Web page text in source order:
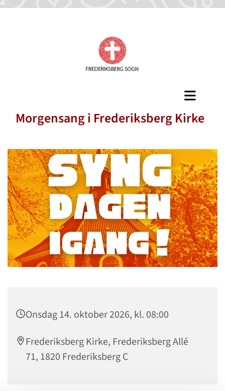
Morgensang i Frederiksberg Kirke
Onsdag 14. oktober 2026, kl. 08:00
Frederiksberg Kirke, Frederiksberg Allé
71, 1820 Frederiksberg C